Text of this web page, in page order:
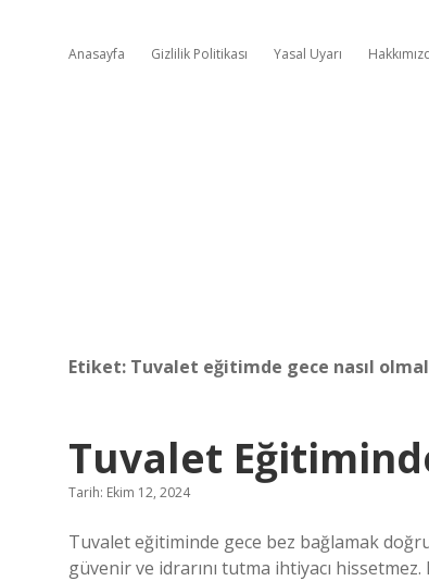
Anasayfa Gizlilik Politikası Yasal Uyarı
Etiket: Tuvalet eğitimde gece nasıl
Tuvalet
Tarih: Ekim 12, 2024
Tuvalet eğitiminde gece bez bağlamak
güvenir ve idrarını tutma ihtiyacı